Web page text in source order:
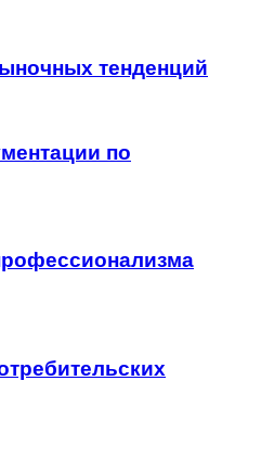
тенденций
по